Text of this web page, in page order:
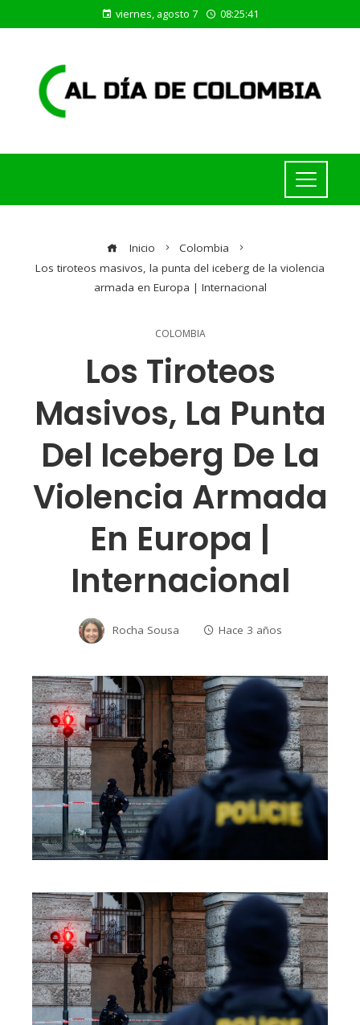
viernes, agosto 7 08:25:42
Inicio
Colombia
Los tiroteos masivos, la punta del iceberg de la violencia
armada en Europa | Internacional
COLOMBIA
Los Tiroteos
Masivos, La Punta
Del Iceberg De La
Violencia Armada
En Europa |
Internacional
Rocha Sousa Hace 3 años